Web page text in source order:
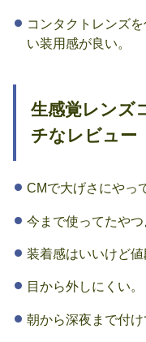
コンタクトレンズ
い装用感が良い。
生感覚レンズ
チなレビュー
CMで大げさにやっ
今まで使ってたやつ
装着感はいいけど値
目から外しにくい。
朝から深夜まで付け